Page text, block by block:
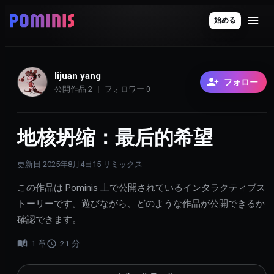
始める
lijuan yang
公開作品 2 フォロワー 0
フォロー
地核坍缩：最后的希望
更新日 2025年8月4日 15 リミックス
この作品は Pominis 上で公開されているインタラクティブス
トーリーです。遊びながら、どのような作品が公開できるか
確認できます。
1 章 21 分